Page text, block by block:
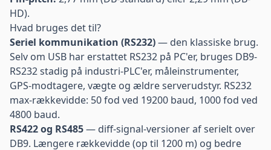
HD).
Hvad bruges det til?
Seriel kommunikation (RS232)— den klassiske brug.
Selv om USB har erstattet RS232 på PC'er, bruges DB9-
RS232 stadig på industri-PLC'er, måleinstrumenter,
GPS-modtagere, vægte og ældre serverudstyr. RS232
max-rækkevidde: 50 fod ved 19200 baud, 1000 fod ved
4800 baud.
RS422 og RS485— diff-signal-versioner af serielt over
DB9. Længere rækkevidde (op til 1200 m) og bedre